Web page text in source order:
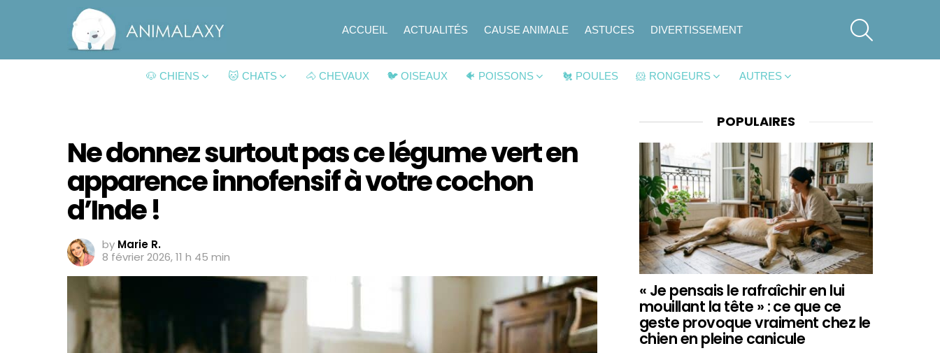
ACCUEIL ACTUALITÉS CAUSE ANIMALE ASTUCES DIVERTISSEMENT
🐶 CHIENS 🐱 CHATS 🐴 CHEVAUX 🐦 OISEAUX 🐠 POISSONS 🐔 POULES 🐹 RONGEURS AUTRES
Ne donnez surtout pas ce légume vert en
apparence innofensif à votre cochon
d’Inde !
by Marie R.
8 février 2026, 11 h 45 min
POPULAIRES
« Je pensais le rafraîchir en lui
mouillant la tête » : ce que ce
geste provoque vraiment chez le
chien en pleine canicule